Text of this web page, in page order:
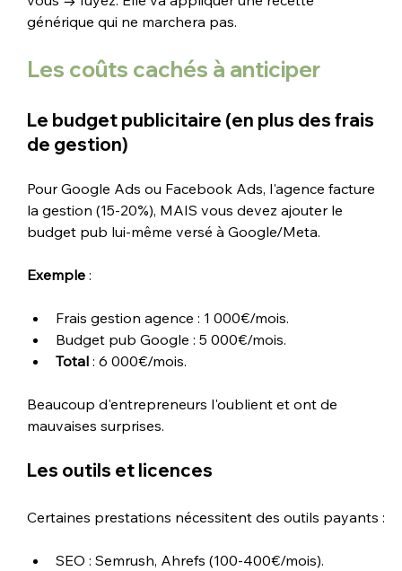
générique qui ne marchera pas.
Les coûts cachés à anticiper
Le budget publicitaire (en plus des frais
de gestion)
Pour Google Ads ou Facebook Ads, l'agence facture
la gestion (15-20%), MAIS vous devez ajouter le
budget pub lui-même versé à Google/Meta.
Exemple :
Frais gestion agence : 1 000€/mois.
Budget pub Google : 5 000€/mois.
Total : 6 000€/mois.
Beaucoup d'entrepreneurs l'oublient et ont de
mauvaises surprises.
Les outils et licences
Certaines prestations nécessitent des outils payants :
SEO : Semrush, Ahrefs (100-400€/mois).